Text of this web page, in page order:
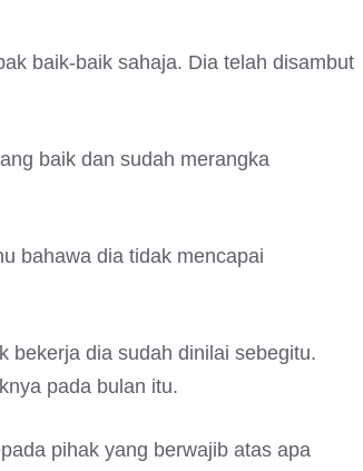
baik-baik sahaja. Dia telah disambut
baik dan sudah merangka
bahawa dia tidak mencapai
bekerja dia sudah dinilai sebegitu.
pada bulan itu.
pihak yang berwajib atas apa